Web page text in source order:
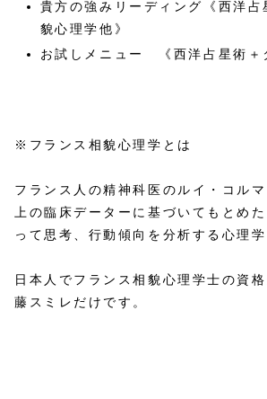
貴方の強みリーディング《西洋占
貌心理学他》
お試しメニュー 《西洋占星術＋
※フランス相貌心理学とは
フランス人の精神科医のルイ・コル
上の臨床データーに基づいてもとめ
って思考、行動傾向を分析する心理学
日本人でフランス相貌心理学士の資
藤スミレだけです。